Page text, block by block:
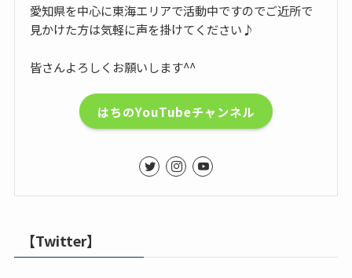
愛知県を中心に東海エリアで活動中ですのでご近所で
見かけた方は気軽に声を掛けてください♪
皆さんよろしくお願いします^^
はちのYouTubeチャンネル
【Twitter】